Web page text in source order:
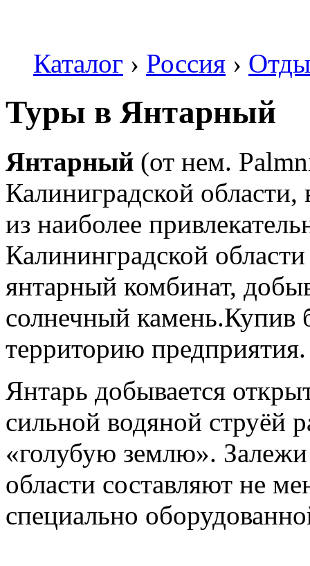
Каталог › Россия ›
Туры в Янтарный
Янтарный (от нем.
Калиниградской
из наиболее
Калининградской
янтарный комбинат,
солнечный камень.Купив
территорию предприятия.
Янтарь добывается
сильной водяной струёй
«голубую землю».
области составляют не
специально